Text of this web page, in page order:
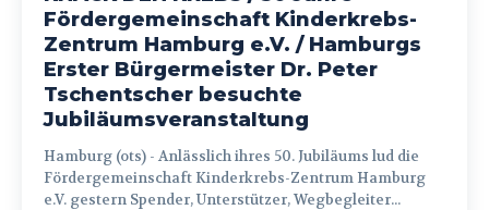
Fördergemeinschaft Kinderkrebs-
Zentrum Hamburg e.V. / Hamburgs
Erster Bürgermeister Dr. Peter
Tschentscher besuchte
Jubiläumsveranstaltung
Hamburg (ots) - Anlässlich ihres 50. Jubiläums lud die
Fördergemeinschaft Kinderkrebs-Zentrum Hamburg
e.V. gestern Spender, Unterstützer, Wegbegleiter...